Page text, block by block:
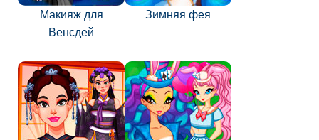
Макияж для
Венсдей
Зимняя фея